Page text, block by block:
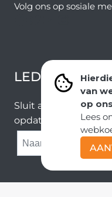
van
op
Lees
Volg ons ​​op sosiale
Sluit aan by ons e-
opdaterings van